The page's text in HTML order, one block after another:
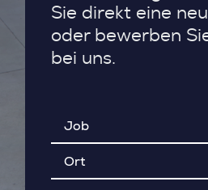
Sie direkt eine
oder bewerben
bei uns.